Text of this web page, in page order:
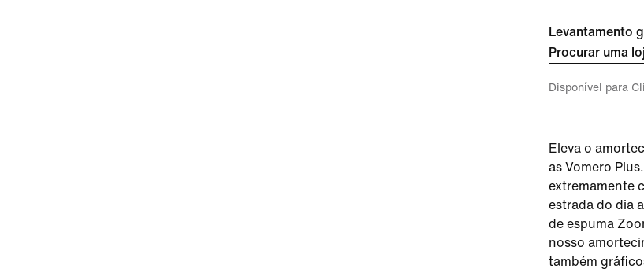
Levantamento
Procurar uma
Disponível para
Eleva o
as Vomero
extremamente
estrada do dia
de espuma
nosso
também